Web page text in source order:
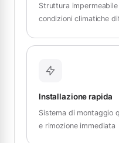
Struttura
condizioni climatiche
Installazione rapida
Sistema di montaggio
e rimozione immediata